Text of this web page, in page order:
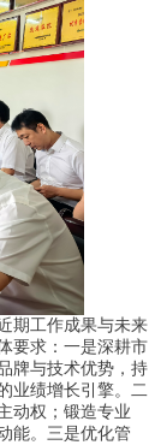
期工作成果与未来
要求： 一是深耕市
牌与技术优势，持
业绩增长引擎。 二
动权；锻造专业
能。 三是优化管